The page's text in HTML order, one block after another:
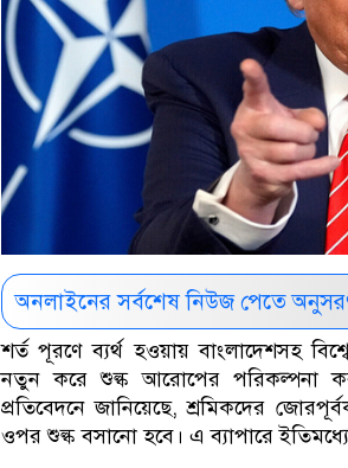
অনলাইনের সর্বশেষ নিউজ পেতে
শর্ত পূরণে ব্যর্থ হওয়ায় বাংলাদেশসহ
নতুন করে শুল্ক আরোপের পরিকল্পনা
প্রতিবেদনে জানিয়েছে, শ্রমিকদের
ওপর শুল্ক বসানো হবে। এ ব্যাপারে ইতিমধ্যে